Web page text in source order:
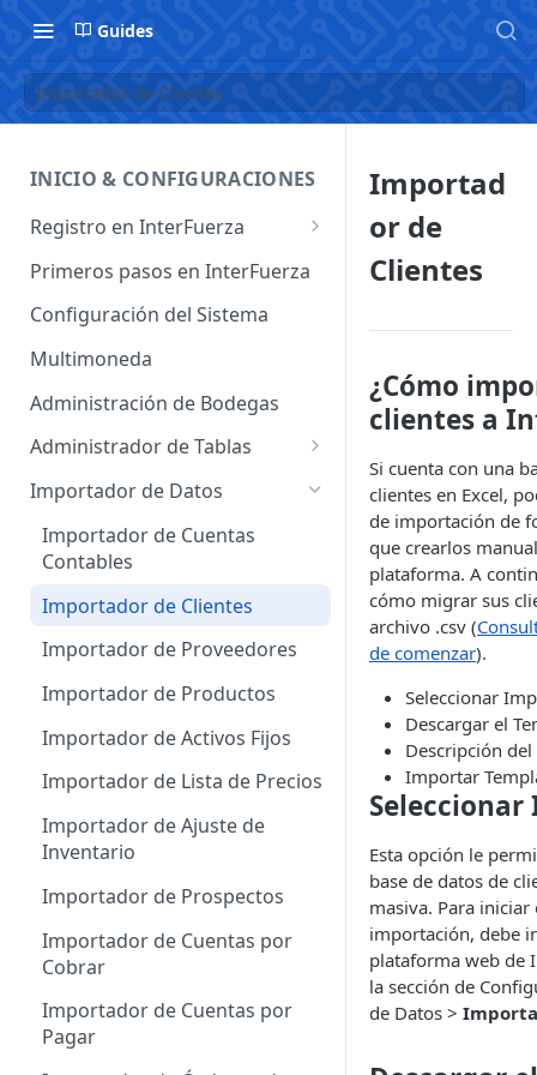
Guides
Importador de Clientes
INICIO & CONFIGURACIONES
Registro en InterFuerza
Iniciar Sesión en InterFuerza
Recuperar Contraseña
Cómo pagar en línea sus
Primeros pasos en InterFuerza
Configuración del Sistema
Multimoneda
Administración de Bodegas
Administrador de Tablas
Administrador de Tablas de
Clientes
Administrador de Tablas para
Administrador de Tablas para
CRM
Administrador de Tablas para
Impuestos
Administrador de Tablas de
Inventario
Administrador de Tablas para
Proveedores
Administrador de Tablas de
Sistema
Administrador de Tablas de
Importador de Datos
Importador de Cuentas
Contables
Importador de Clientes
Importador de Proveedores
Importador de Productos
Importador de Activos Fijos
Importador de Lista de Precios
Importador de Ajuste de
Inventario
Importador de Prospectos
Importador de Cuentas por
Cobrar
Importador de Cuentas por
Pagar
Importad
or de
Clientes
¿Cómo
clientes a
Si cuenta con una
clientes en Excel,
de importación de
que crearlos
plataforma. A
cómo migrar sus
archivo .csv (
de comenzar).
Seleccionar
Descargar el
Descripción del
Importar
Esta opción le
base de datos de
masiva. Para iniciar
importación, debe
plataforma web de
la sección de
de Datos >